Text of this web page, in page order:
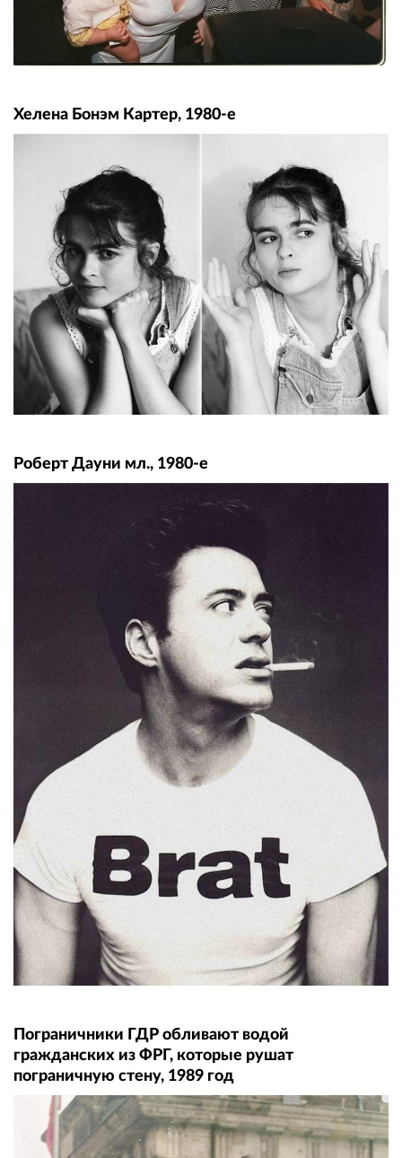
Хелена Бонэм Картер, 1980-е
Роберт Дауни мл., 1980-е
Пограничники ГДР обливают водой
гражданских из ФРГ, которые рушат
пограничную стену, 1989 год